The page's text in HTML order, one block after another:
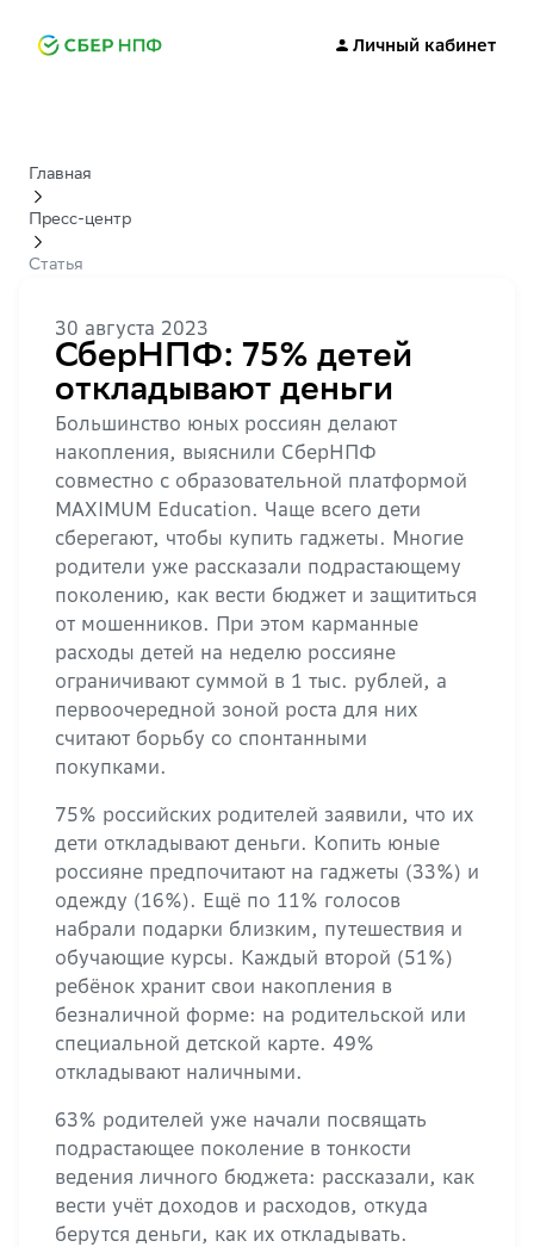
Личный кабинет
Главная
Пресс-центр
Статья
30 августа 2023
СберНПФ: 75% детей
откладывают деньги
Большинство юных россиян делают
накопления, выяснили СберНПФ
совместно с образовательной платформой
MAXIMUM Education. Чаще всего дети
сберегают, чтобы купить гаджеты. Многие
родители уже рассказали подрастающему
поколению, как вести бюджет и защититься
от мошенников. При этом карманные
расходы детей на неделю россияне
ограничивают суммой в 1 тыс. рублей, а
первоочередной зоной роста для них
считают борьбу со спонтанными
покупками.
75% российских родителей заявили, что их
дети откладывают деньги. Копить юные
россияне предпочитают на гаджеты (33%) и
одежду (16%). Ещё по 11% голосов
набрали подарки близким, путешествия и
обучающие курсы. Каждый второй (51%)
ребёнок хранит свои накопления в
безналичной форме: на родительской или
специальной детской карте. 49%
откладывают наличными.
63% родителей уже начали посвящать
подрастающее поколение в тонкости
ведения личного бюджета: рассказали, как
вести учёт доходов и расходов, откуда
берутся деньги, как их откладывать.